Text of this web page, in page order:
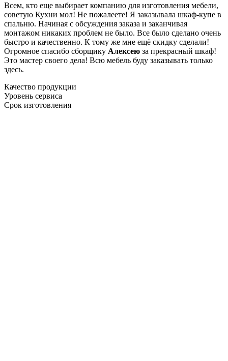
Всем, кто еще выбирает компанию для изготовления мебели,
советую Кухни мол! Не пожалеете! Я заказывала шкаф-купе в
спальню. Начиная с обсуждения заказа и заканчивая
монтажом никаких проблем не было. Все было сделано очень
быстро и качественно. К тому же мне ещё скидку сделали!
Огромное спасибо сборщику Алексею за прекрасный шкаф!
Это мастер своего дела! Всю мебель буду заказывать только
здесь.
Качество продукции
Уровень сервиса
Срок изготовления